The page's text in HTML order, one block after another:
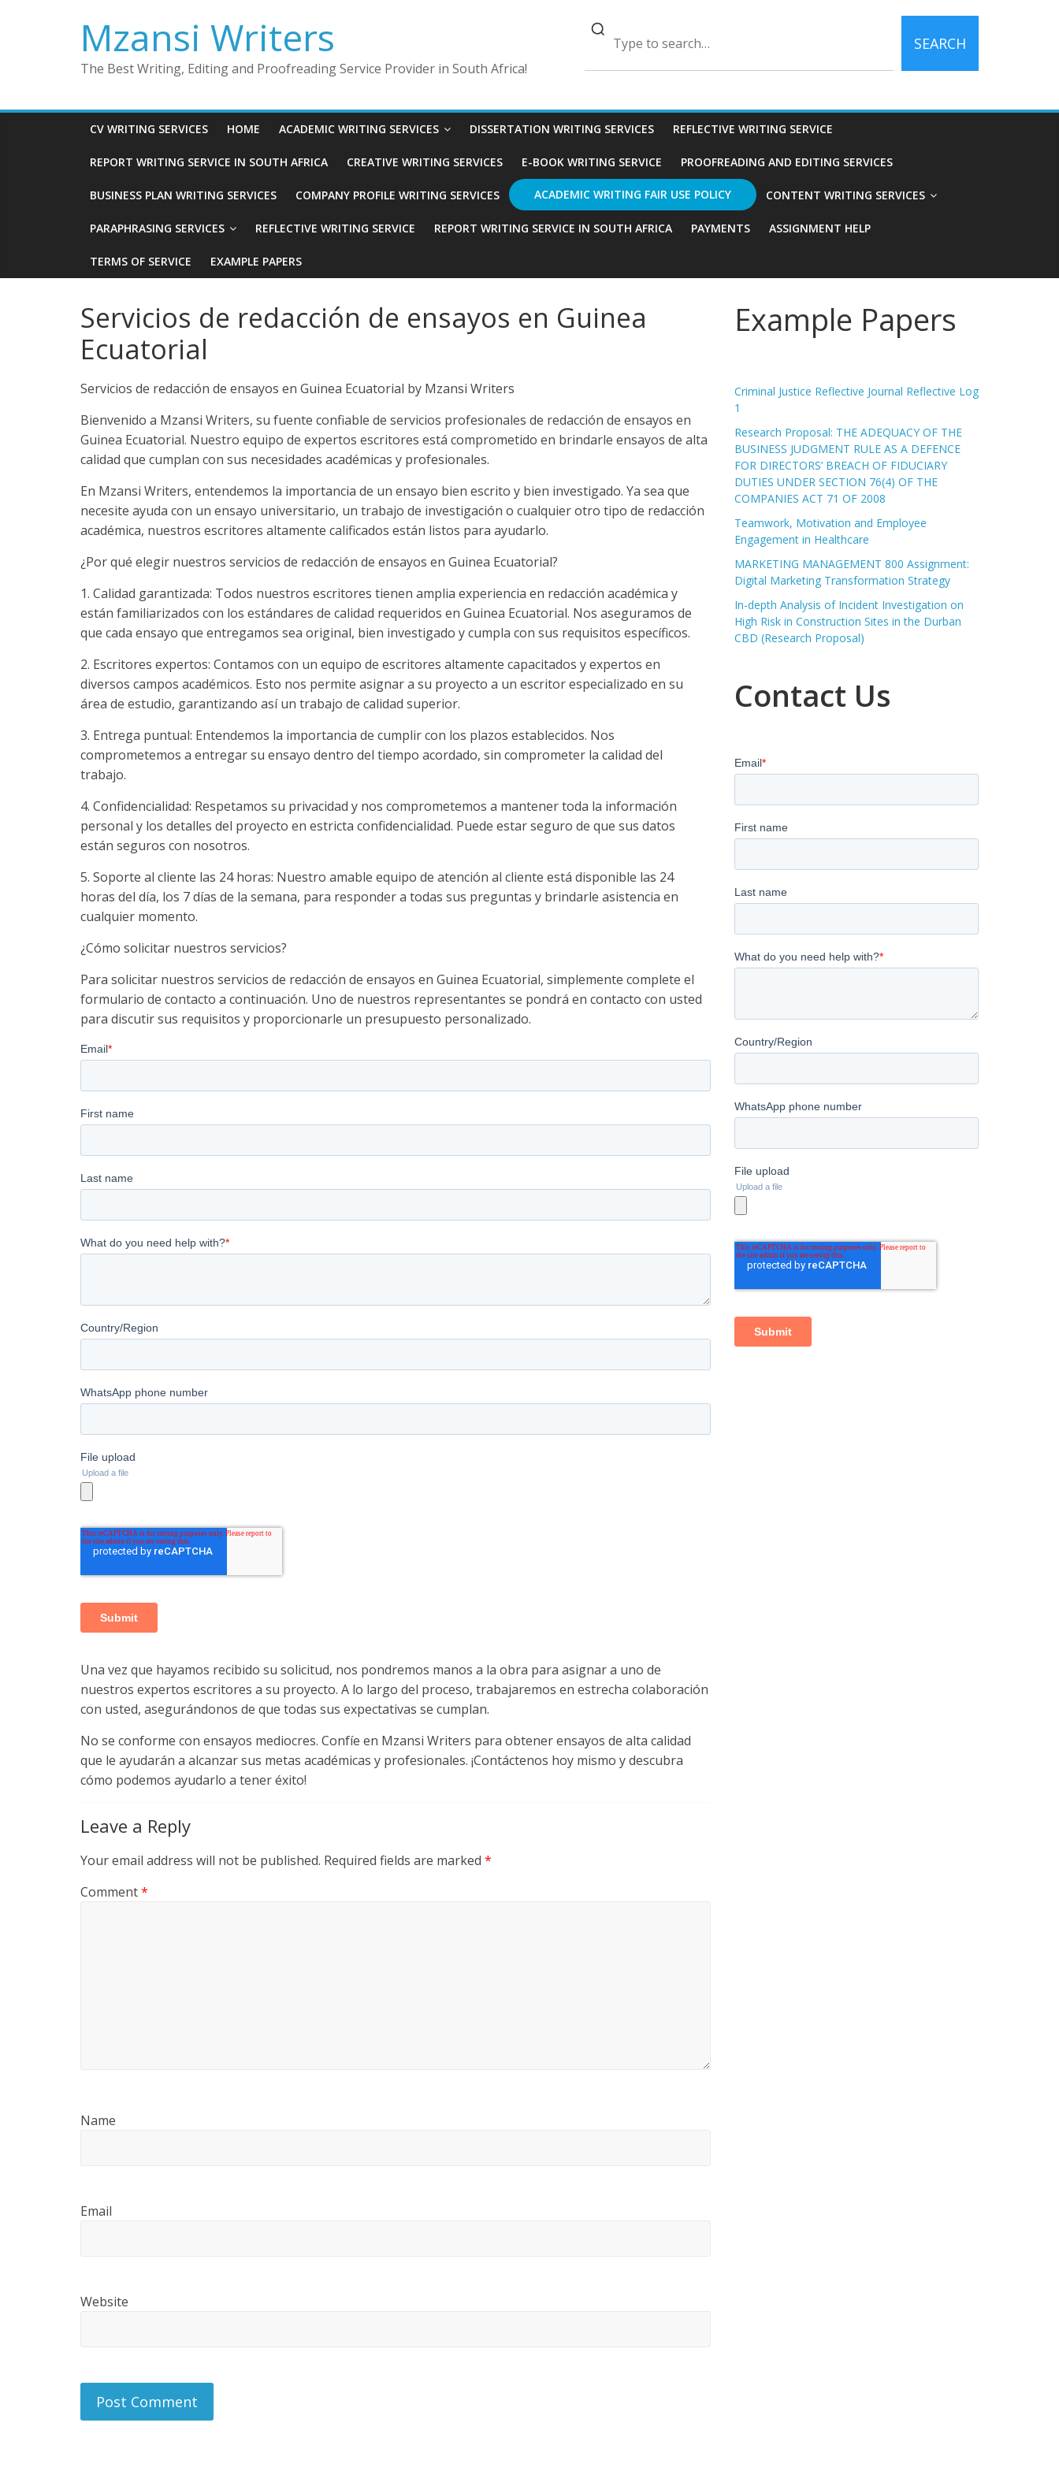
Mzansi Writers
The Best Writing, Editing and Proofreading Service Provider in South Africa!
SEARCH
CV WRITING SERVICES HOME ACADEMIC WRITING SERVICES DISSERTATION WRITING SERVICES REFLECTIVE WRITING SERVICE
REPORT WRITING SERVICE IN SOUTH AFRICA CREATIVE WRITING SERVICES E-BOOK WRITING SERVICE PROOFREADING AND EDITING SERVICES
BUSINESS PLAN WRITING SERVICES COMPANY PROFILE WRITING SERVICES ACADEMIC WRITING FAIR USE POLICY CONTENT WRITING SERVICES
PARAPHRASING SERVICES REFLECTIVE WRITING SERVICE REPORT WRITING SERVICE IN SOUTH AFRICA PAYMENTS ASSIGNMENT HELP
TERMS OF SERVICE EXAMPLE PAPERS
Servicios de redacción de ensayos en Guinea
Ecuatorial
Servicios de redacción de ensayos en Guinea Ecuatorial by Mzansi Writers
Bienvenido a Mzansi Writers, su fuente confiable de servicios profesionales de redacción de ensayos en
Guinea Ecuatorial. Nuestro equipo de expertos escritores está comprometido en brindarle ensayos de alta
calidad que cumplan con sus necesidades académicas y profesionales.
En Mzansi Writers, entendemos la importancia de un ensayo bien escrito y bien investigado. Ya sea que
necesite ayuda con un ensayo universitario, un trabajo de investigación o cualquier otro tipo de redacción
académica, nuestros escritores altamente calificados están listos para ayudarlo.
¿Por qué elegir nuestros servicios de redacción de ensayos en Guinea Ecuatorial?
1. Calidad garantizada: Todos nuestros escritores tienen amplia experiencia en redacción académica y
están familiarizados con los estándares de calidad requeridos en Guinea Ecuatorial. Nos aseguramos de
que cada ensayo que entregamos sea original, bien investigado y cumpla con sus requisitos específicos.
2. Escritores expertos: Contamos con un equipo de escritores altamente capacitados y expertos en
diversos campos académicos. Esto nos permite asignar a su proyecto a un escritor especializado en su
área de estudio, garantizando así un trabajo de calidad superior.
3. Entrega puntual: Entendemos la importancia de cumplir con los plazos establecidos. Nos
comprometemos a entregar su ensayo dentro del tiempo acordado, sin comprometer la calidad del
trabajo.
4. Confidencialidad: Respetamos su privacidad y nos comprometemos a mantener toda la información
personal y los detalles del proyecto en estricta confidencialidad. Puede estar seguro de que sus datos
están seguros con nosotros.
5. Soporte al cliente las 24 horas: Nuestro amable equipo de atención al cliente está disponible las 24
horas del día, los 7 días de la semana, para responder a todas sus preguntas y brindarle asistencia en
cualquier momento.
¿Cómo solicitar nuestros servicios?
Para solicitar nuestros servicios de redacción de ensayos en Guinea Ecuatorial, simplemente complete el
formulario de contacto a continuación. Uno de nuestros representantes se pondrá en contacto con usted
para discutir sus requisitos y proporcionarle un presupuesto personalizado.
Una vez que hayamos recibido su solicitud, nos pondremos manos a la obra para asignar a uno de
nuestros expertos escritores a su proyecto. A lo largo del proceso, trabajaremos en estrecha colaboración
con usted, asegurándonos de que todas sus expectativas se cumplan.
No se conforme con ensayos mediocres. Confíe en Mzansi Writers para obtener ensayos de alta calidad
que le ayudarán a alcanzar sus metas académicas y profesionales. ¡Contáctenos hoy mismo y descubra
cómo podemos ayudarlo a tener éxito!
Leave a Reply
Your email address will not be published. Required fields are marked *
Comment*
Name
Email
Website
Example Papers
Criminal Justice Reflective Journal Reflective Log
1
Research Proposal: THE ADEQUACY OF THE
BUSINESS JUDGMENT RULE AS A DEFENCE
FOR DIRECTORS’ BREACH OF FIDUCIARY
DUTIES UNDER SECTION 76(4) OF THE
COMPANIES ACT 71 OF 2008
Teamwork, Motivation and Employee
Engagement in Healthcare
MARKETING MANAGEMENT 800 Assignment:
Digital Marketing Transformation Strategy
In-depth Analysis of Incident Investigation on
High Risk in Construction Sites in the Durban
CBD (Research Proposal)
Contact Us